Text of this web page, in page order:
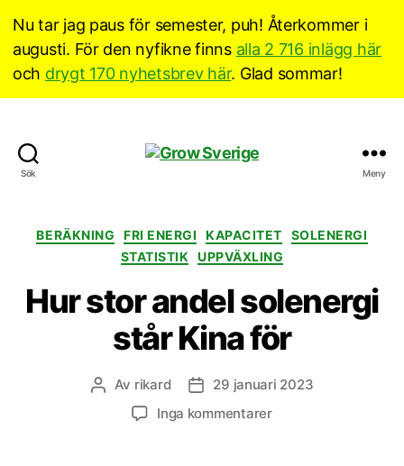
Nu tar jag paus för semester, puh! Återkommer i
augusti. För den nyfikne finns alla 2 716 inlägg här
och drygt 170 nyhetsbrev här. Glad sommar!
Sök Meny
Kategorier
BERÄKNING FRI ENERGI KAPACITET
SOLENERGI
STATISTIK
UPPVÄXLING
Hur stor andel solenergi
står Kina för
Inläggsförfattare
Av rikard Inläggsdatum
29 januari 2023
Inga kommentarertill